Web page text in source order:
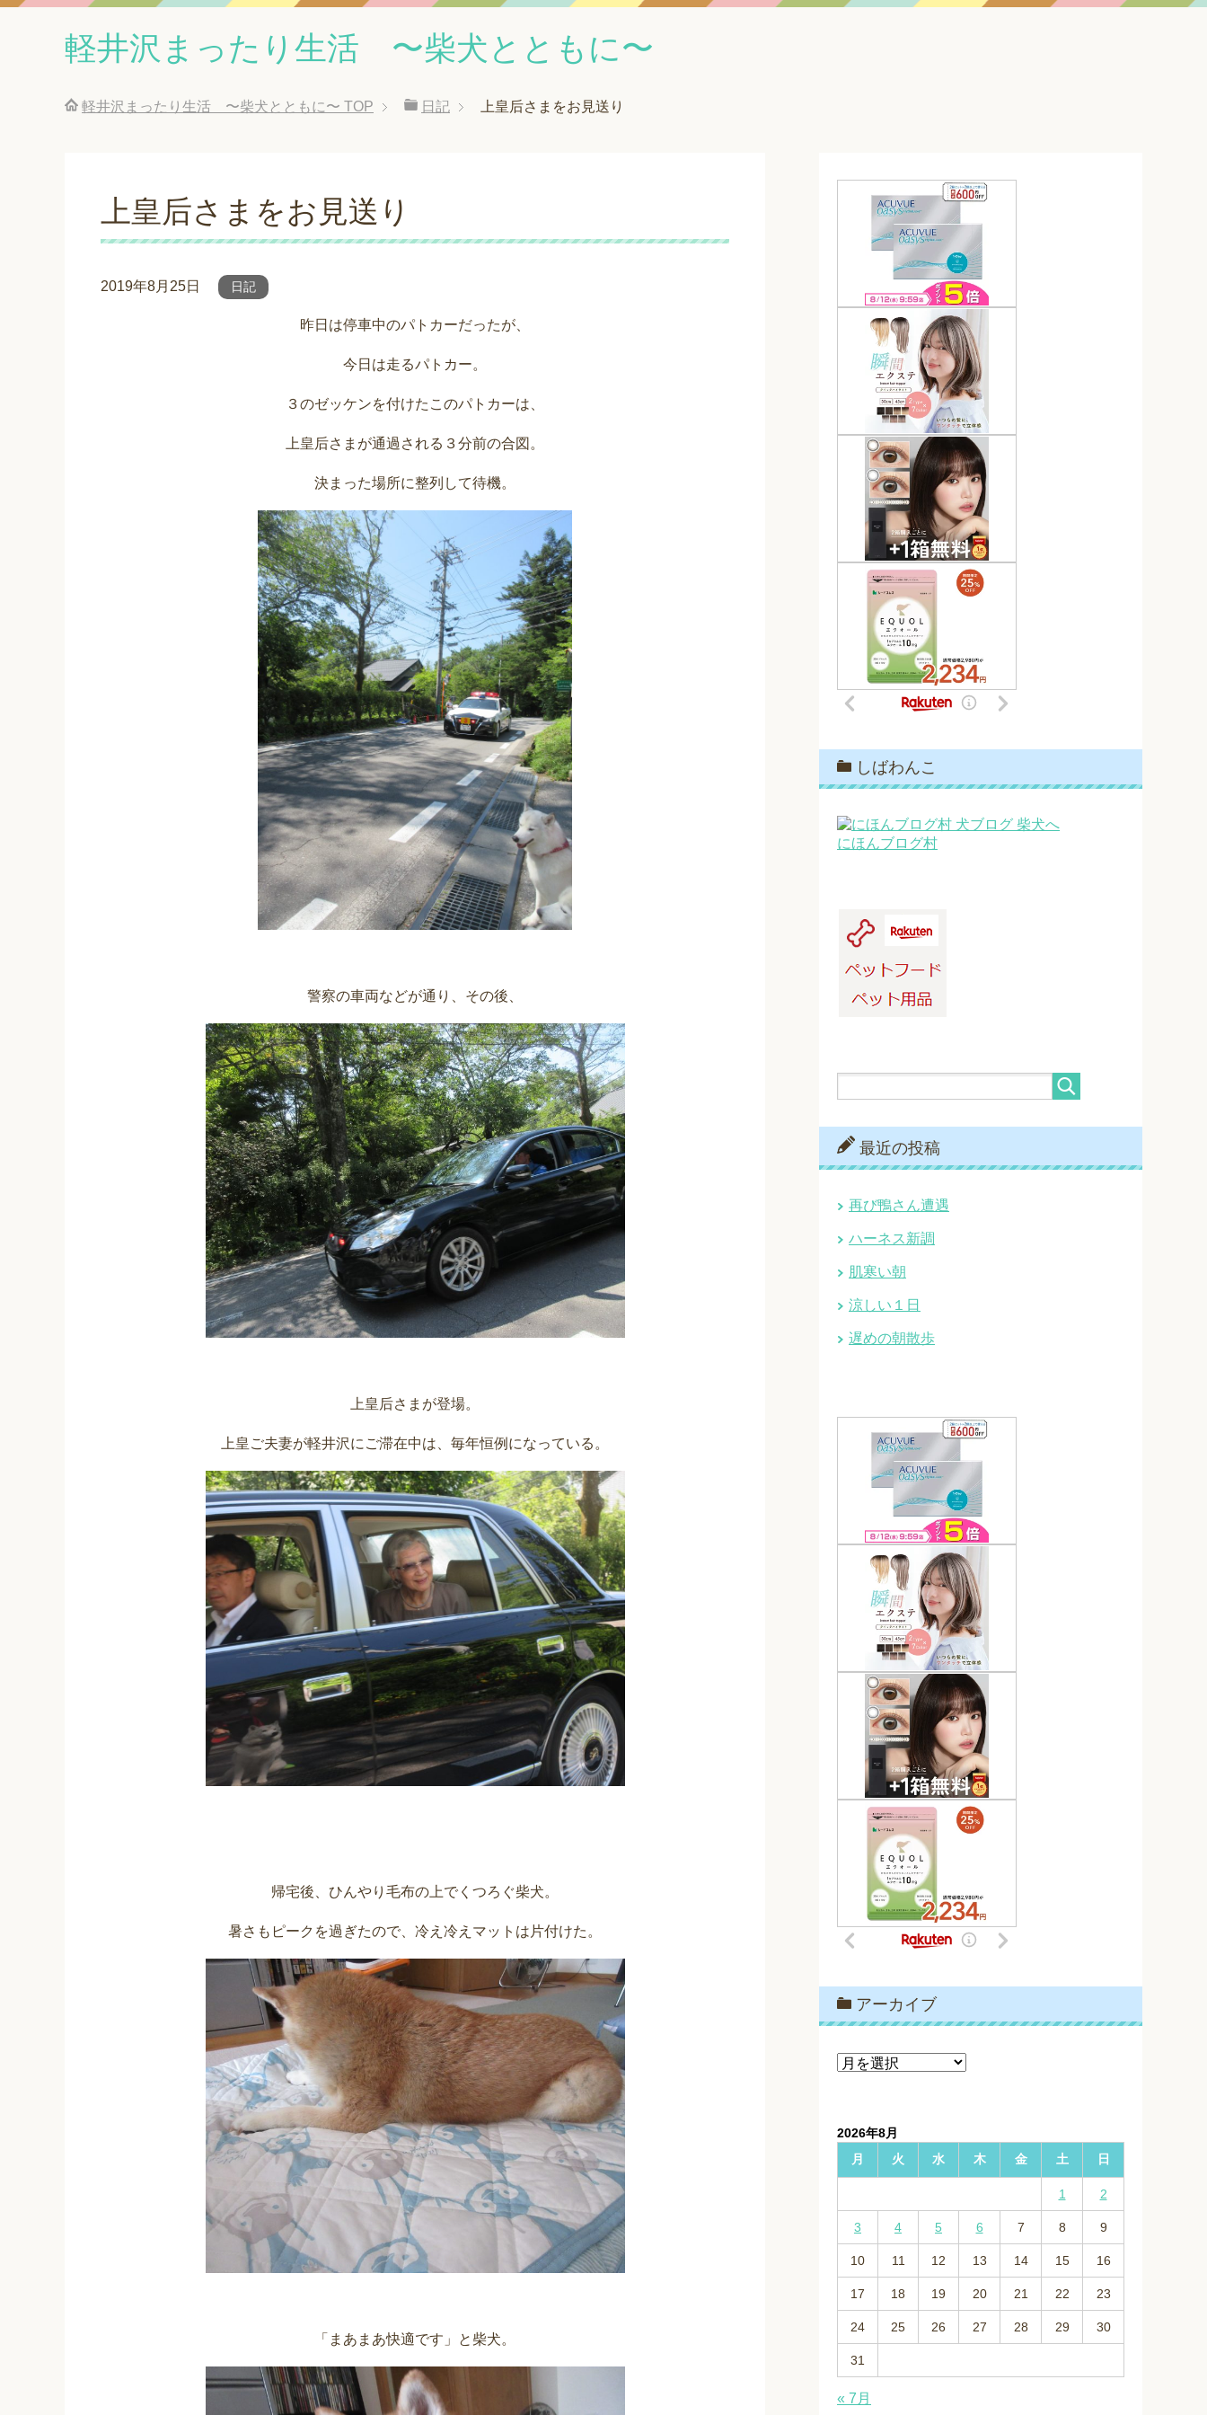
軽井沢まったり生活 〜柴犬とともに〜
軽井沢まったり生活 〜柴犬とともに〜 TOP 日記 上皇后さまをお見送り
上皇后さまをお見送り
2019年8月25日 日記
昨日は停車中のパトカーだったが、
今日は走るパトカー。
３のゼッケンを付けたこのパトカーは、
上皇后さまが通過される３分前の合図。
決まった場所に整列して待機。
警察の車両などが通り、その後、
上皇后さまが登場。
上皇ご夫妻が軽井沢にご滞在中は、毎年恒例になっている。
帰宅後、ひんやり毛布の上でくつろぐ柴犬。
暑さもピークを過ぎたので、冷え冷えマットは片付けた。
「まあまあ快適です」と柴犬。
しばわんこ
にほんブログ村
最近の投稿
再び鴨さん遭遇
ハーネス新調
肌寒い朝
涼しい１日
遅めの朝散歩
アーカイブ
ア
ブ
2026年8月
月
火 水 木 金 土 日
1 2
3 4 5 6 7 8 9
10 11 12 13 14 15 16
17 18 19 20 21 22 23
24 25 26 27 28 29 30
31
« 7月